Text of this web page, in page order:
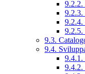
9.2.2.
9.2.3.
9.2.4.
9.2.5.
9.3.
9.4.
9.4.1.